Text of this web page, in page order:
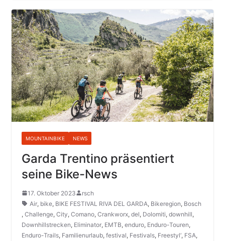
MOUNTAINBIKE NEWS
Garda Trentino präsentiert
seine Bike-News
17. Oktober 2023
rsch
Air, bike, BIKE FESTIVAL RIVA DEL GARDA, Bikeregion, Bosch
, Challenge, City, Comano, Crankworx, del, Dolomiti, downhill,
Downhillstrecken, Eliminator, EMTB, enduro, Enduro-Touren,
Enduro-Trails, Familienurlaub, festival, Festivals, Freestyl‘, FSA,